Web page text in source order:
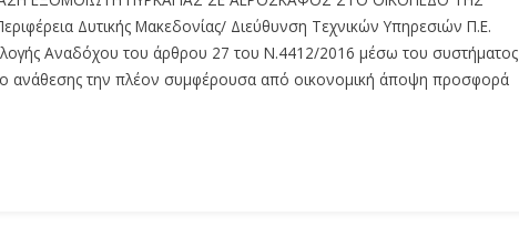
Δυτικής Μακεδονίας/ Διεύθυνση Τεχνικών Υπηρεσιών Π.Ε.
Αναδόχου του άρθρου 27 του Ν.4412/2016 μέσω του συστήματος
ανάθεσης την πλέον συμφέρουσα από οικονομική άποψη προσφορά